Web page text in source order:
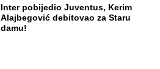
Inter pobijedio Juventus, Kerim
Alajbegović debitovao za Staru
damu!